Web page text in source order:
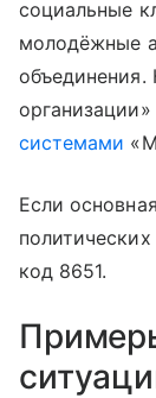
социальные
молодёжные
объединения.
системами
Если
код 8651.